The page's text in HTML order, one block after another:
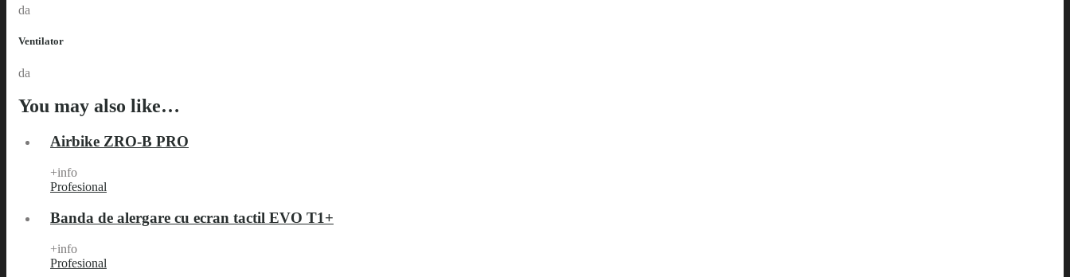
da
Ventilator
da
You may also like…
Airbike ZRO-B PRO
+info
Profesional
Banda de alergare cu ecran tactil EVO T1+
+info
Profesional